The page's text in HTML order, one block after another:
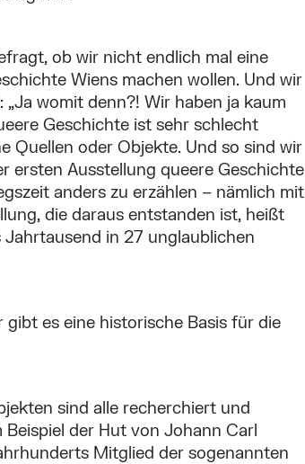
ob wir nicht endlich mal eine
Wiens machen wollen. Und wir
womit denn?! Wir haben ja kaum
Geschichte ist sehr schlecht
Quellen oder Objekte. Und so sind wir
ersten Ausstellung queere Geschichte
anders zu erzählen – nämlich mit
die daraus entstanden ist, heißt
Jahrtausend in 27 unglaublichen
es eine historische Basis für die
sind alle recherchiert und
der Hut von Johann Carl
Mitglied der sogenannten